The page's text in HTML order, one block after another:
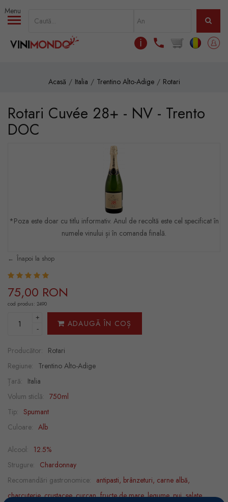
Mergi la conţinutul principal
ℹ
Acasă Italia Trentino Alto-Adige Rotari
Rotari Cuvée 28+ - NV - Trento
DOC
*Poza este doar cu titlu informativ. Anul de recoltă este cel specificat în
numele vinului și în comanda finală.
Înapoi la shop
75,00 RON
cod produs: 2490
+
-
ADAUGĂ ÎN COȘ
Producător: Rotari
Regiune: Trentino Alto-Adige
Țară: Italia
Volum sticlă: 750ml
Tip: Spumant
Culoare: Alb
Alcool: 12.5%
Strugure: Chardonnay
Recomandări gastronomice: antipasti, brânzeturi, carne albă,
charcuterie, crustacee, curcan, fructe de mare, legume, pui, salate,